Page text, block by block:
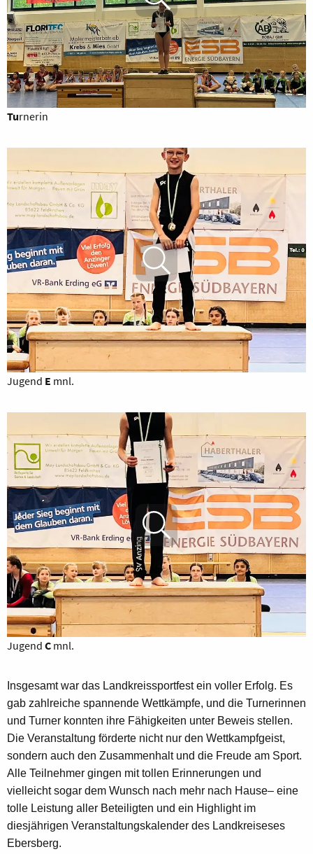
Turnerin
Jugend E mnl.
Jugend C mnl.
Insgesamt war das Landkreissportfest ein voller Erfolg. Es
gab zahlreiche spannende Wettkämpfe, und die Turnerinnen
und Turner konnten ihre Fähigkeiten unter Beweis stellen.
Die Veranstaltung förderte nicht nur den Wettkampfgeist,
sondern auch den Zusammenhalt und die Freude am Sport.
Alle Teilnehmer gingen mit tollen Erinnerungen und
vielleicht sogar dem Wunsch nach mehr nach Hause– eine
tolle Leistung aller Beteiligten und ein Highlight im
diesjährigen Veranstaltungskalender des Landkreiseses
Ebersberg.